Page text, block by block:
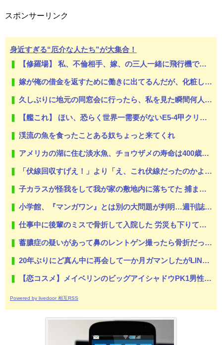
スポンサーリンク
身近すぎる“厄介な人たち”が大集合！
【修羅場】 私、不倫相手、嫁、の三人一緒に飛行機で帰ってきた
嫁が俺の借金を返すために働きに出てるんだが、化粧して夜出かけていく嫁を見ると腹が立ち暴言を吐いてしまう。嫁「離婚する」俺「出て行け」→離婚届出されてた…
久しぶりに地元の同窓会に行ったら、私を見た瞬間何人かが固まった。「え、生きてたの？」
【艦これ】 ほい、恐らく世界一需要がないE5-4甲クリア編成
渓流の魚を食ったことある奴ちょっと来てくれ
アメリカの湖に住む淡水魚、チョウザメの寿命は400歳を超える可能性
「伏線回収すげえ！」より「え、これ伏線だったのかよ…」って後から気づく展開の方が好き
子カラスが怪我をして我が家の敷地内に落ちてた 捕まえて手当してあげて水と餌をあげたら程なくしてちゃんと飛べるように → それから毎朝屋根から鳴いてくれるようになり…
小学館、『マンガワン』とは別の大問題が判明…週刊誌元編集者がグラビア志望の女性に迫った過激要求
仕事中に後輩のミスで骨折して入院した 労災も下りて生活には困ることはなかったが、後輩は酷く落ち込んで毎日のように見舞いに来た → しかし事態は思いもよらぬ方向へ動いてしまう…
蓄膿症の疑いがあって鼻のレントゲン撮ったら骨折だった。そういや幼稚園の頃顔面着地したことがあったが、 母ちゃん当時気づかなかったのかよ・・・
20年ぶりにど真ん中に再会して一か月ガマンしたがLINEで「たまに二人で昔話ができる友達になろう」的なメッセ送信した。昨日まで既読無視
【恋コスメ】メイベリンのビッグアイシャドウPK1男性からの評判めちゃくちゃ良い。
Powered by livedoor 相互RSS